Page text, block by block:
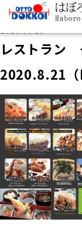
レストラン
2020.8.21